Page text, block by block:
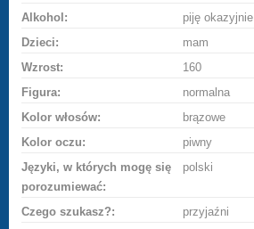
Alkohol:
piję okazyjnie
Dzieci:
mam
Wzrost:
160
Figura:
normalna
Kolor włosów:
brązowe
Kolor oczu:
piwny
Języki, w których mogę się
porozumiewać:
polski
Czego szukasz?:
przyjaźni